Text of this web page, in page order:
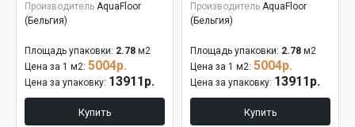
Производитель AquaFloor
(Бельгия)
Площадь упаковки: 2.78 м2
Цена за 1 м2: 5004р.
Цена за упаковку: 13911р.
Купить
Производитель AquaFloor
(Бельгия)
Площадь упаковки: 2.78 м2
Цена за 1 м2: 5004р.
Цена за упаковку: 13911р.
Купить